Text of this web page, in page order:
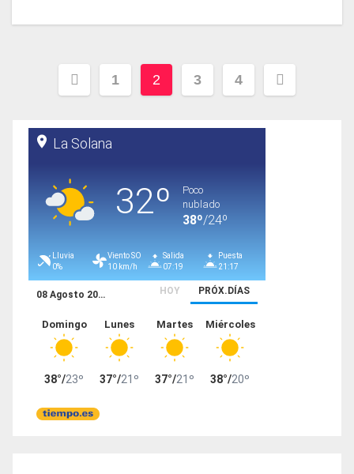
Paginación
entradas
1 2 3 4